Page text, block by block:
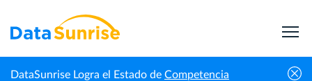
DataSunrise Logra el Estado de Competencia